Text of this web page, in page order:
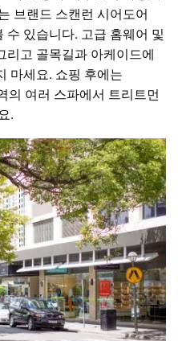
브랜드 스캔런 시어도어
있습니다. 고급 홈웨어 및
리고 골목길과 아케이드에
마세요. 쇼핑 후에는
의 여러 스파에서 트리트먼
.